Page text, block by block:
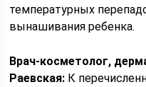
температурных
вынашивания ребенка.
Врач-косметолог,
Раевская: К